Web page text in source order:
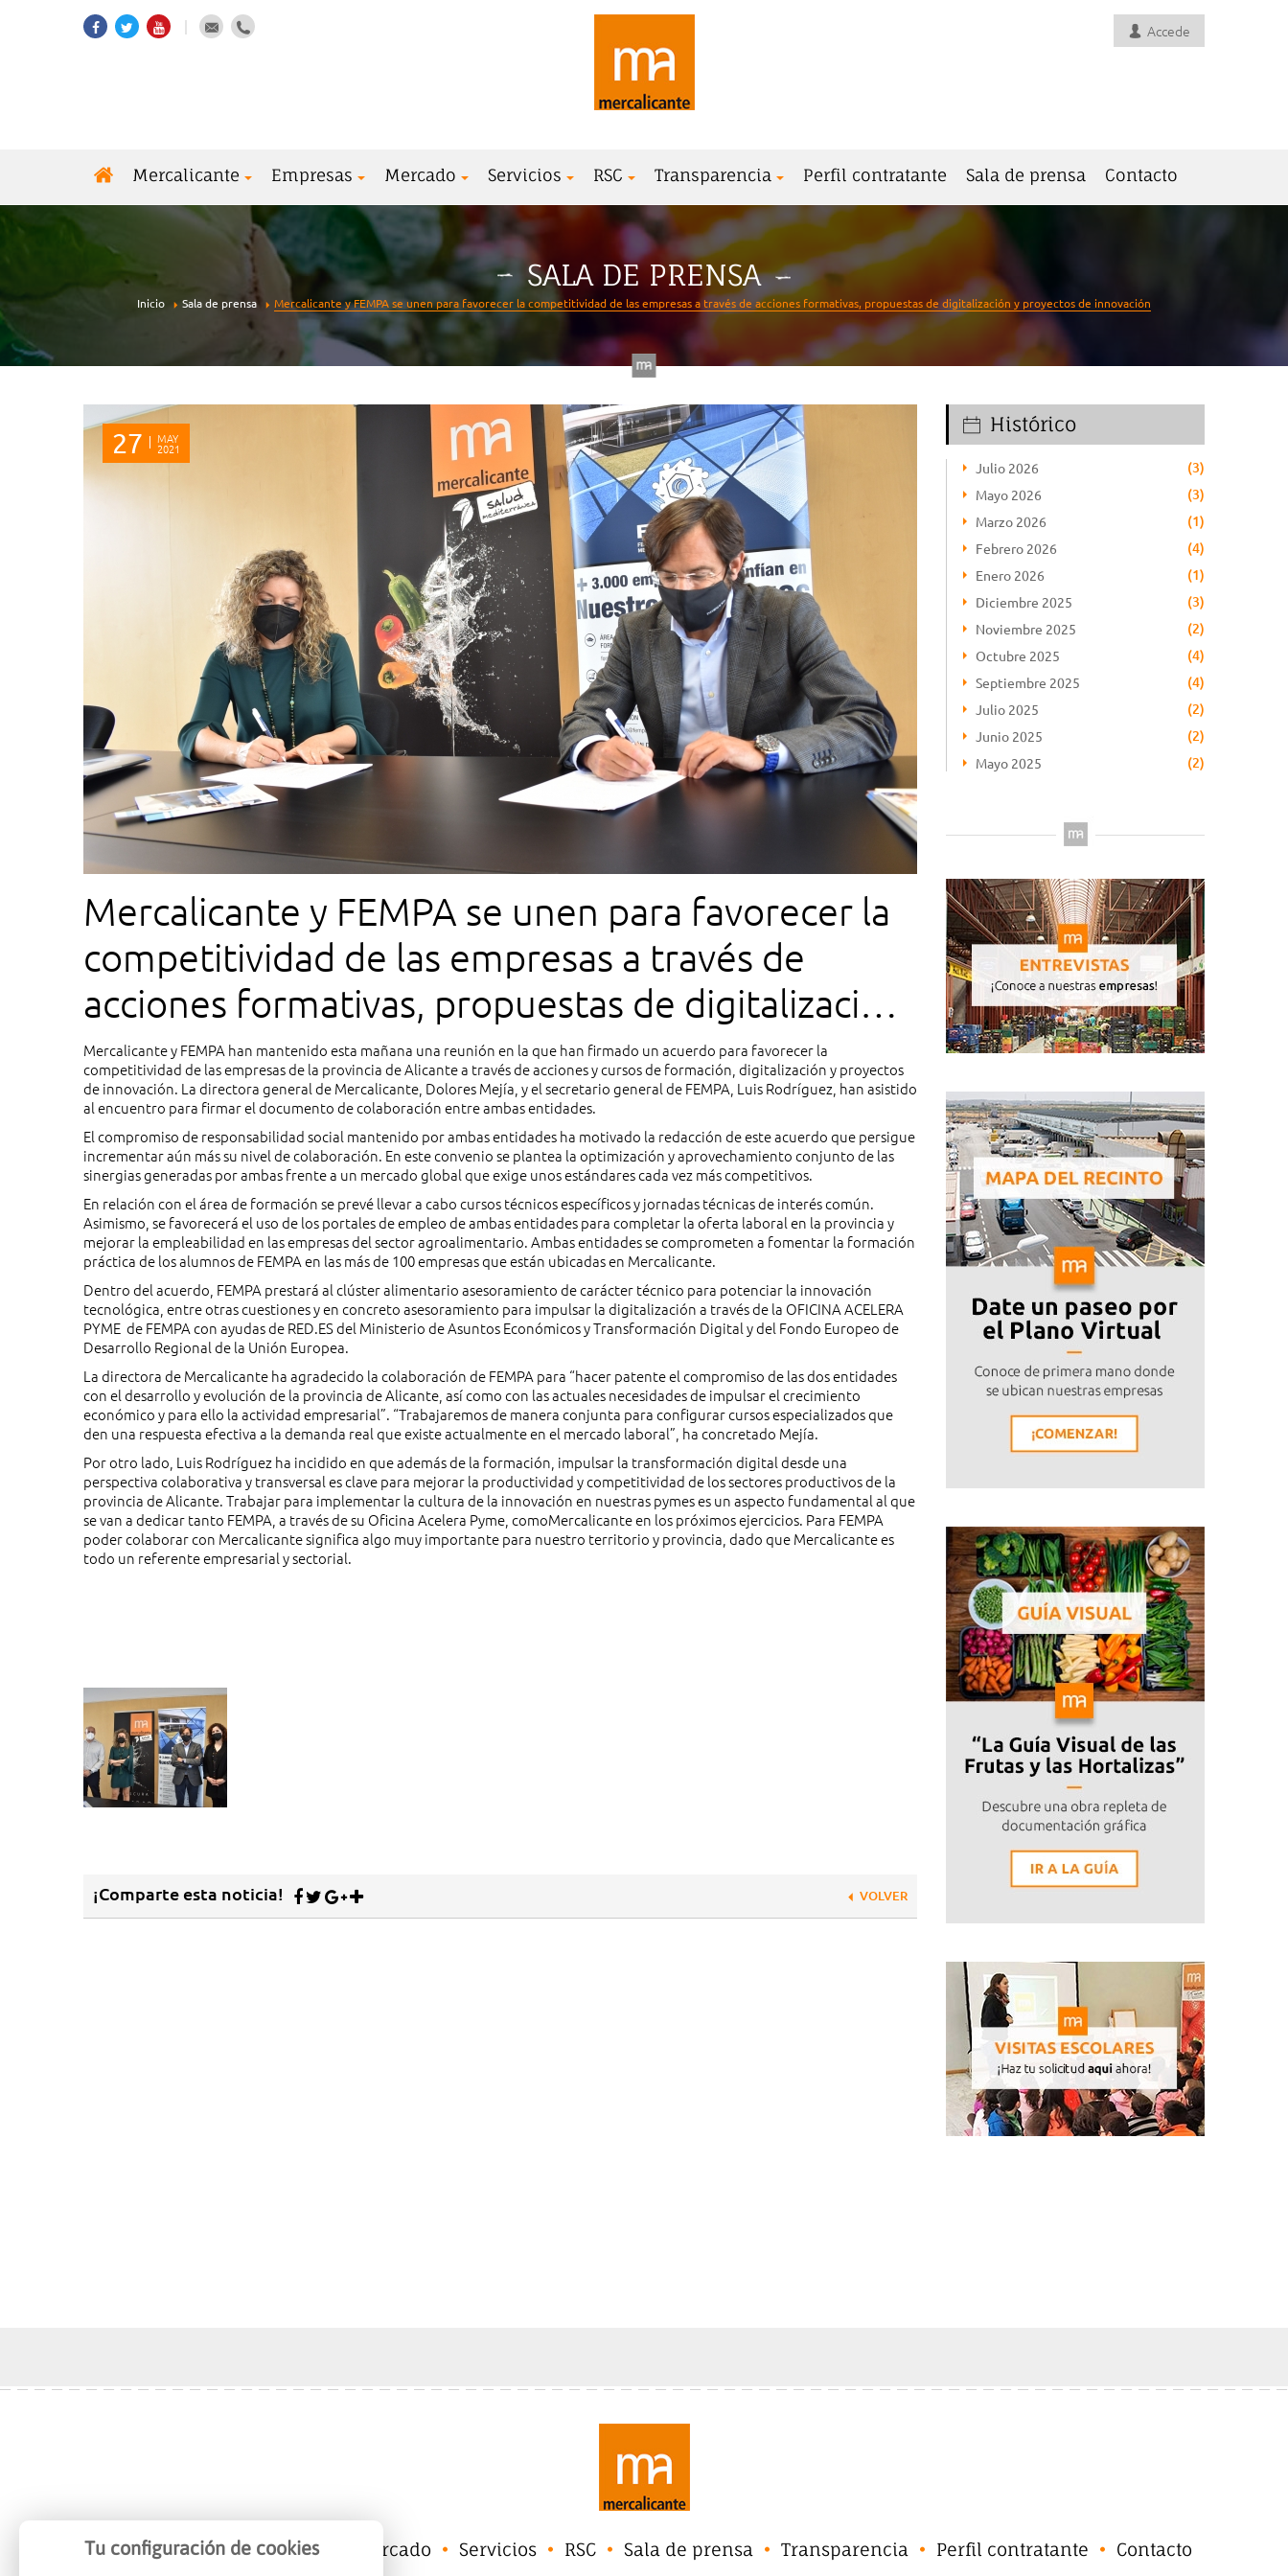
Accede
Mercalicante Empresas Mercado Servicios RSC Transparencia Perfil contratante Sala de prensa Contacto
SALA DE PRENSA
Inicio Sala de prensa Mercalicante y FEMPA se unen para favorecer la competitividad de las empresas a través de acciones formativas, propuestas de digitalización y proyectos de innovación
27 MAY
2021
Mercalicante y FEMPA se unen para favorecer la
competitividad de las empresas a través de
acciones formativas, propuestas de digitalización
y proyectos de innovación
Mercalicante y FEMPA han mantenido esta mañana una reunión en la que han firmado un acuerdo para favorecer la
competitividad de las empresas de la provincia de Alicante a través de acciones y cursos de formación, digitalización y proyectos
de innovación. La directora general de Mercalicante, Dolores Mejía, y el secretario general de FEMPA, Luis Rodríguez, han asistido
al encuentro para firmar el documento de colaboración entre ambas entidades.
El compromiso de responsabilidad social mantenido por ambas entidades ha motivado la redacción de este acuerdo que persigue
incrementar aún más su nivel de colaboración. En este convenio se plantea la optimización y aprovechamiento conjunto de las
sinergias generadas por ambas frente a un mercado global que exige unos estándares cada vez más competitivos.
En relación con el área de formación se prevé llevar a cabo cursos técnicos específicos y jornadas técnicas de interés común.
Asimismo, se favorecerá el uso de los portales de empleo de ambas entidades para completar la oferta laboral en la provincia y
mejorar la empleabilidad en las empresas del sector agroalimentario. Ambas entidades se comprometen a fomentar la formación
práctica de los alumnos de FEMPA en las más de 100 empresas que están ubicadas en Mercalicante.
Dentro del acuerdo, FEMPA prestará al clúster alimentario asesoramiento de carácter técnico para potenciar la innovación
tecnológica, entre otras cuestiones y en concreto asesoramiento para impulsar la digitalización a través de la OFICINA ACELERA
PYME de FEMPA con ayudas de RED.ES del Ministerio de Asuntos Económicos y Transformación Digital y del Fondo Europeo de
Desarrollo Regional de la Unión Europea.
La directora de Mercalicante ha agradecido la colaboración de FEMPA para “hacer patente el compromiso de las dos entidades
con el desarrollo y evolución de la provincia de Alicante, así como con las actuales necesidades de impulsar el crecimiento
económico y para ello la actividad empresarial”. “Trabajaremos de manera conjunta para configurar cursos especializados que
den una respuesta efectiva a la demanda real que existe actualmente en el mercado laboral”, ha concretado Mejía.
Por otro lado, Luis Rodríguez ha incidido en que además de la formación, impulsar la transformación digital desde una
perspectiva colaborativa y transversal es clave para mejorar la productividad y competitividad de los sectores productivos de la
provincia de Alicante. Trabajar para implementar la cultura de la innovación en nuestras pymes es un aspecto fundamental al que
se van a dedicar tanto FEMPA, a través de su Oficina Acelera Pyme, comoMercalicante en los próximos ejercicios. Para FEMPA
poder colaborar con Mercalicante significa algo muy importante para nuestro territorio y provincia, dado que Mercalicante es
todo un referente empresarial y sectorial.
¡Comparte esta noticia! VOLVER
Histórico
Julio 2026 (3)
Mayo 2026 (3)
Marzo 2026 (1)
Febrero 2026 (4)
Enero 2026 (1)
Diciembre 2025 (3)
Noviembre 2025 (2)
Octubre 2025 (4)
Septiembre 2025 (4)
Julio 2025 (2)
Junio 2025 (2)
Mayo 2025 (2)
Mercalicante Empresas Mercado Servicios RSC Sala de prensa Transparencia Perfil contratante Contacto
Tu configuración de cookies